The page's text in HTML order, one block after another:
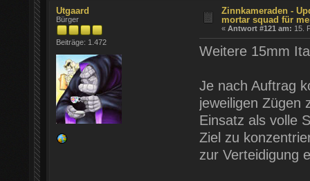
Utgaard
Bürger
Beiträge: 1.472
Zinnkameraden -
mortar squad für
«Antwort #121 am: 15.
Weitere 15mm
Je nach Auftrag
jeweiligen Zügen
Einsatz als volle
Ziel zu
zur Verteidigung